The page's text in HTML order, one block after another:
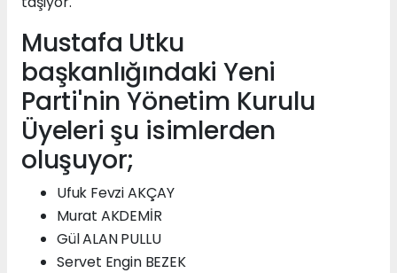
Mustafa Utku
başkanlığındaki Yeni
Parti'nin Yönetim Kurulu
Üyeleri şu isimlerden
oluşuyor;
Ufuk Fevzi AKÇAY
Murat AKDEMİR
Gül ALAN PULLU
Servet Engin BEZEK